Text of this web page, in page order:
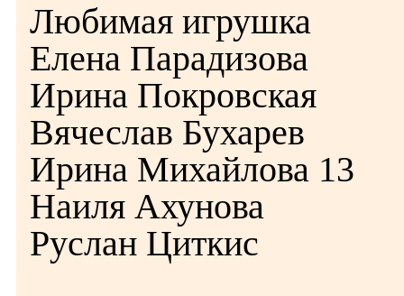
Любимая игрушка
Елена Парадизова
Ирина Покровская
Вячеслав Бухарев
Ирина Михайлова 13
Наиля Ахунова
Руслан Циткис